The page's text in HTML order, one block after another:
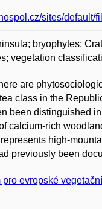
sites/
bryophytes;
vegetation
are
class in the
been distinguished
calcium-rich
high-
previously been
pro evropské